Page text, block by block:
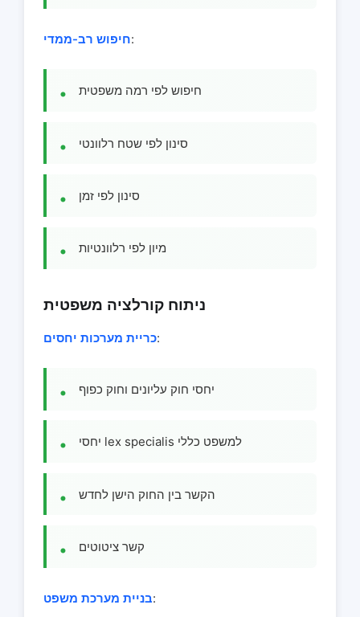
חיפוש רב-ממדי:
חיפוש לפי רמה משפטית
סינון לפי שטח רלוונטי
סינון לפי זמן
מיון לפי רלוונטיות
ניתוח קורלציה משפטית
כריית מערכות יחסים:
יחסי חוק עליונים וחוק כפוף
יחסי lex specialis למשפט כללי
הקשר בין החוק הישן לחדש
קשר ציטוטים
בניית מערכת משפט: